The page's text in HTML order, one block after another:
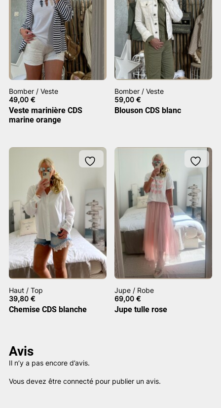
Bomber / Veste
49,00 €
Veste marinière CDS
marine orange
Bomber / Veste
59,00€
Blouson CDS blanc
Haut / Top
39,80 €
Chemise CDS blanche
Jupe / Robe
69,00€
Jupe tulle rose
Avis
Il n’y a pas encore d’avis.
Vous devez être connecté pour publier un avis.